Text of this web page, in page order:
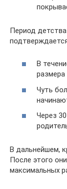
Период
В
Чуть
Через
В дальнейшем,
После этого
максимальных